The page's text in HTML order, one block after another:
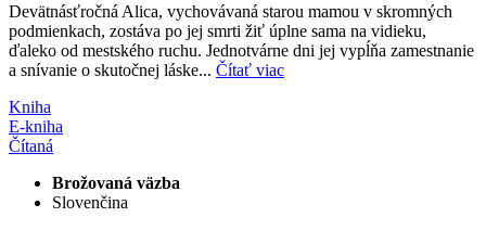
Devätnásťročná Alica, vychovávaná starou mamou v skromných
podmienkach, zostáva po jej smrti žiť úplne sama na vidieku,
ďaleko od mestského ruchu. Jednotvárne dni jej vypĺňa zamestnanie
a snívanie o skutočnej láske... Čítať viac
Kniha
E-kniha
Čítaná
Brožovaná väzba
Slovenčina